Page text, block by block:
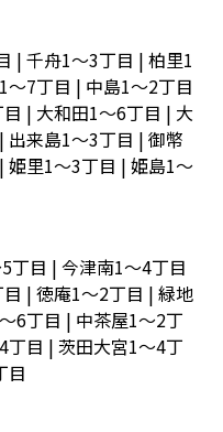
| 千舟1～3丁目 | 柏里1
7丁目 | 中島1～2丁目
| 大和田1～6丁目 | 大
来島1～3丁目 | 御幣
姫里1～3丁目 | 姫島1～
丁目 | 今津南1～4丁目
| 徳庵1～2丁目 | 緑地
6丁目 | 中茶屋1～2丁
丁目 | 茨田大宮1～4丁
目